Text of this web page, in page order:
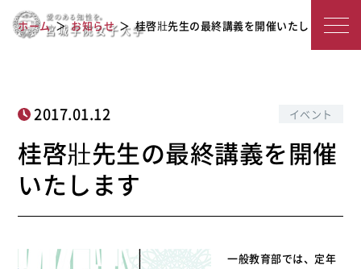
宮
女
大
学
桂啓壯先生の最終講義を開催いたしま
す
ホーム お知らせ 桂啓壯先生の最終講義を開催いたします
2017.01.12 イベント
桂啓壯先生の最終講義を開催
いたします
一般教育部では、定年